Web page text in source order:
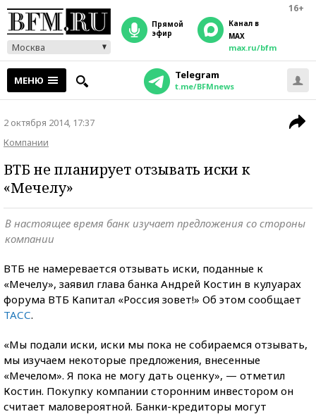
16+
Москва
прямой
эфир
Канал в
MAX
max.ru/bfm
МЕНЮ Telegram
t.me/BFMnews
2 октября 2014, 17:37
Компании
ВТБ не планирует отзывать иски к
«Мечелу»
В настоящее время банк изучает предложения со стороны
компании
ВТБ не намеревается отзывать иски, поданные к
«Мечелу», заявил глава банка Андрей Костин в кулуарах
форума ВТБ Капитал «Россия зовет!» Об этом сообщает
ТАСС.
«Мы подали иски, иски мы пока не собираемся отзывать,
мы изучаем некоторые предложения, внесенные
«Мечелом». Я пока не могу дать оценку», — отметил
Костин. Покупку компании сторонним инвестором он
считает маловероятной. Банки-кредиторы могут